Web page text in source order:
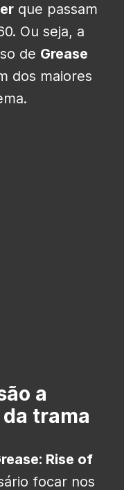
que passam
Ou seja, a
de Grease
dos maiores
a
trama
Rise of
focar nos